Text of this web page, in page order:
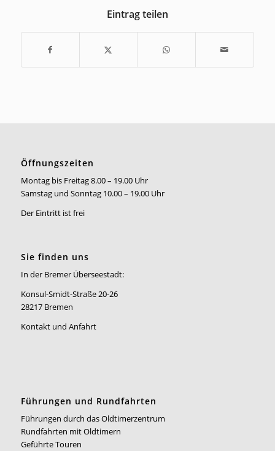
Eintrag teilen
Öffnungszeiten
Montag bis Freitag 8.00 – 19.00 Uhr
Samstag und Sonntag 10.00 – 19.00 Uhr
Der Eintritt ist frei
Sie finden uns
In der Bremer Überseestadt:
Konsul-Smidt-Straße 20-26
28217 Bremen
Kontakt und Anfahrt
Führungen und Rundfahrten
Führungen durch das Oldtimerzentrum
Rundfahrten mit Oldtimern
Geführte Touren